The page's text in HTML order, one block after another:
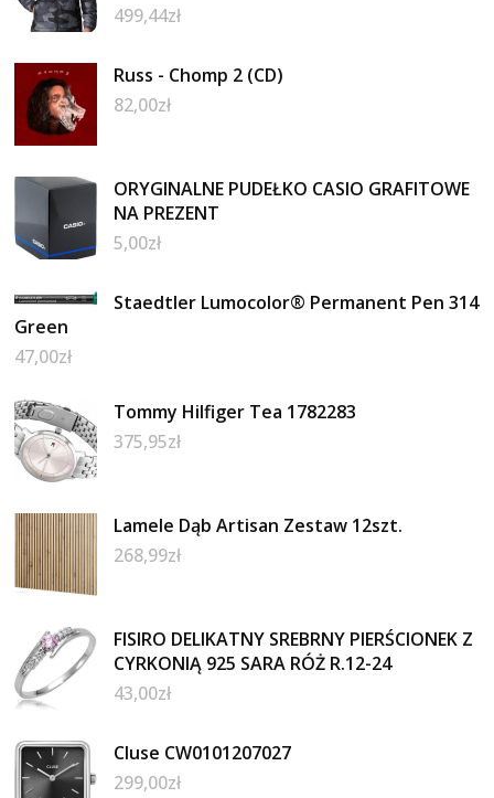
499,44zł
Russ - Chomp 2 (CD)
82,00zł
ORYGINALNE PUDEŁKO CASIO GRAFITOWE
NA PREZENT
5,00zł
Staedtler Lumocolor® Permanent Pen 314
Green
47,00zł
Tommy Hilfiger Tea 1782283
375,95zł
Lamele Dąb Artisan Zestaw 12szt.
268,99zł
FISIRO DELIKATNY SREBRNY PIERŚCIONEK Z
CYRKONIĄ 925 SARA RÓŻ R.12-24
43,00zł
Cluse CW0101207027
299,00zł